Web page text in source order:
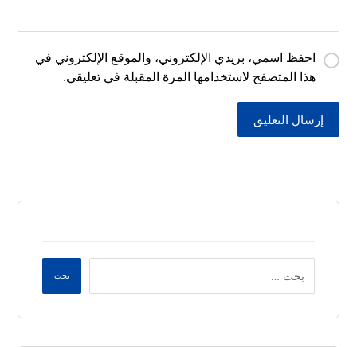
احفظ اسمي، بريدي الإلكتروني، والموقع الإلكتروني في
هذا المتصفح لاستخدامها المرة المقبلة في تعليقي.
إرسال التعليق
بحث